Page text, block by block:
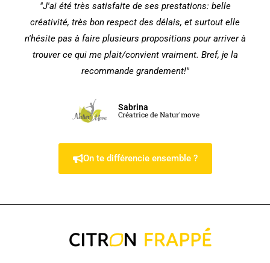
"J'ai été très satisfaite de ses prestations: belle
créativité, très bon respect des délais, et surtout elle
n'hésite pas à faire plusieurs propositions pour arriver à
trouver ce qui me plait/convient vraiment. Bref, je la
recommande grandement!"
Sabrina
Créatrice de Natur'move
On te différencie ensemble ?